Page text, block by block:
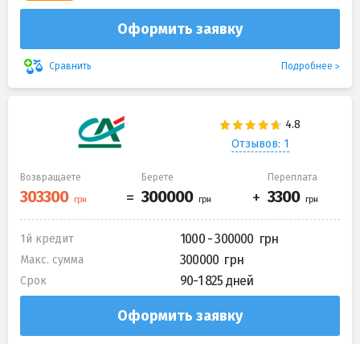
Оформить заявку
Сравнить Подробнее
Отзывов: 1
Возвращаете Берете Переплата
1й кредит 1000 - 300000
Макс. сумма 300000
Срок 90-1 825 дней
Оформить заявку